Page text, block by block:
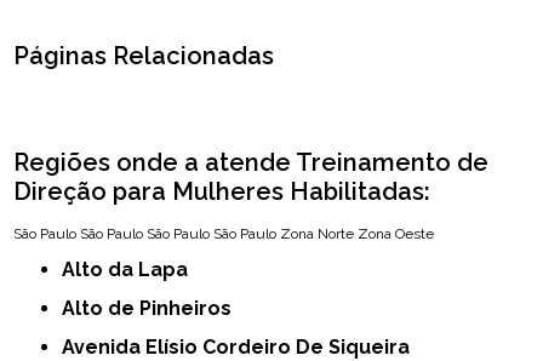
Páginas Relacionadas
Regiões onde a atende Treinamento de
Direção para Mulheres Habilitadas:
São Paulo São Paulo São Paulo São Paulo Zona Norte Zona Oeste
Alto da Lapa
Alto de Pinheiros
Avenida Elísio Cordeiro De Siqueira